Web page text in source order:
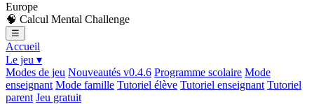
Europe
🧠 Calcul Mental Challenge
☰
Accueil
Le jeu ▾
Modes de jeu Nouveautés v0.4.6 Programme scolaire Mode
enseignant Mode famille Tutoriel élève Tutoriel enseignant Tutoriel
parent Jeu gratuit